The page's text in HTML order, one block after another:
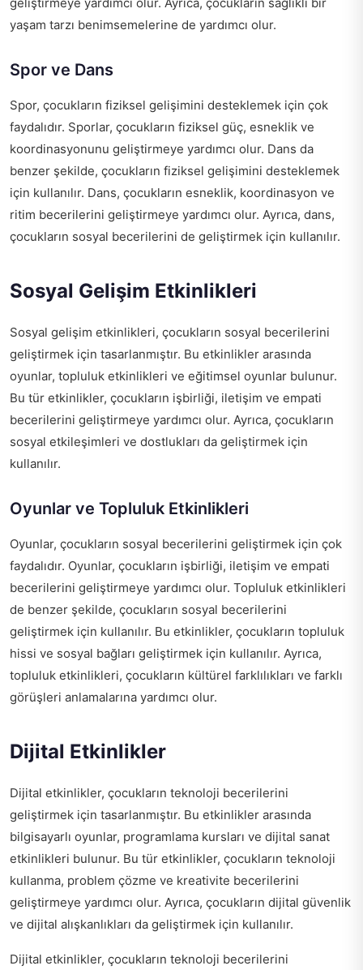
geliştirmeye yardımcı olur. Ayrıca, çocukların sağlıklı bir
yaşam tarzı benimsemelerine de yardımcı olur.
Spor ve Dans
Spor, çocukların fiziksel gelişimini desteklemek için çok
faydalıdır. Sporlar, çocukların fiziksel güç, esneklik ve
koordinasyonunu geliştirmeye yardımcı olur. Dans da
benzer şekilde, çocukların fiziksel gelişimini desteklemek
için kullanılır. Dans, çocukların esneklik, koordinasyon ve
ritim becerilerini geliştirmeye yardımcı olur. Ayrıca, dans,
çocukların sosyal becerilerini de geliştirmek için kullanılır.
Sosyal Gelişim Etkinlikleri
Sosyal gelişim etkinlikleri, çocukların sosyal becerilerini
geliştirmek için tasarlanmıştır. Bu etkinlikler arasında
oyunlar, topluluk etkinlikleri ve eğitimsel oyunlar bulunur.
Bu tür etkinlikler, çocukların işbirliği, iletişim ve empati
becerilerini geliştirmeye yardımcı olur. Ayrıca, çocukların
sosyal etkileşimleri ve dostlukları da geliştirmek için
kullanılır.
Oyunlar ve Topluluk Etkinlikleri
Oyunlar, çocukların sosyal becerilerini geliştirmek için çok
faydalıdır. Oyunlar, çocukların işbirliği, iletişim ve empati
becerilerini geliştirmeye yardımcı olur. Topluluk etkinlikleri
de benzer şekilde, çocukların sosyal becerilerini
geliştirmek için kullanılır. Bu etkinlikler, çocukların topluluk
hissi ve sosyal bağları geliştirmek için kullanılır. Ayrıca,
topluluk etkinlikleri, çocukların kültürel farklılıkları ve farklı
görüşleri anlamalarına yardımcı olur.
Dijital Etkinlikler
Dijital etkinlikler, çocukların teknoloji becerilerini
geliştirmek için tasarlanmıştır. Bu etkinlikler arasında
bilgisayarlı oyunlar, programlama kursları ve dijital sanat
etkinlikleri bulunur. Bu tür etkinlikler, çocukların teknoloji
kullanma, problem çözme ve kreativite becerilerini
geliştirmeye yardımcı olur. Ayrıca, çocukların dijital güvenlik
ve dijital alışkanlıkları da geliştirmek için kullanılır.
Dijital etkinlikler, çocukların teknoloji becerilerini